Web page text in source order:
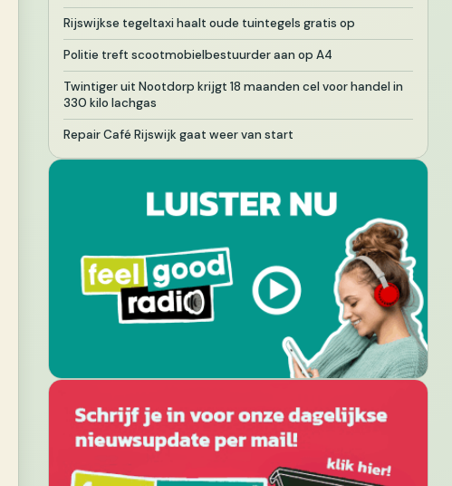
Rijswijkse tegeltaxi haalt oude tuintegels gratis op
Politie treft scootmobielbestuurder aan op A4
Twintiger uit Nootdorp krijgt 18 maanden cel voor handel in
330 kilo lachgas
Repair Café Rijswijk gaat weer van start